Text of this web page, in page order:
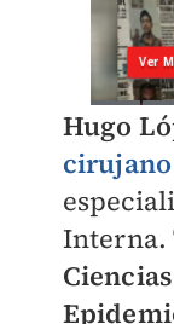
Hugo
Interna.